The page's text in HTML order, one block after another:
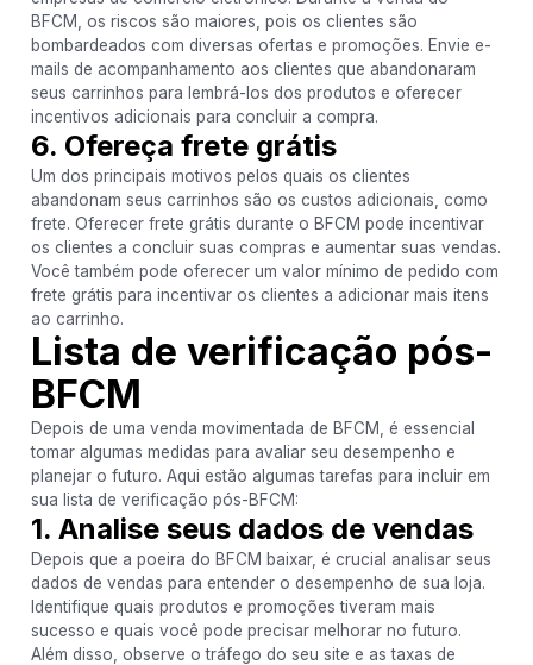
BFCM, os riscos são maiores, pois os clientes são
bombardeados com diversas ofertas e promoções. Envie e-
mails de acompanhamento aos clientes que abandonaram
seus carrinhos para lembrá-los dos produtos e oferecer
incentivos adicionais para concluir a compra.
6. Ofereça frete grátis
Um dos principais motivos pelos quais os clientes
abandonam seus carrinhos são os custos adicionais, como
frete. Oferecer frete grátis durante o BFCM pode incentivar
os clientes a concluir suas compras e aumentar suas vendas.
Você também pode oferecer um valor mínimo de pedido com
frete grátis para incentivar os clientes a adicionar mais itens
ao carrinho.
Lista de verificação pós-
BFCM
Depois de uma venda movimentada de BFCM, é essencial
tomar algumas medidas para avaliar seu desempenho e
planejar o futuro. Aqui estão algumas tarefas para incluir em
sua lista de verificação pós-BFCM:
1. Analise seus dados de vendas
Depois que a poeira do BFCM baixar, é crucial analisar seus
dados de vendas para entender o desempenho de sua loja.
Identifique quais produtos e promoções tiveram mais
sucesso e quais você pode precisar melhorar no futuro.
Além disso, observe o tráfego do seu site e as taxas de